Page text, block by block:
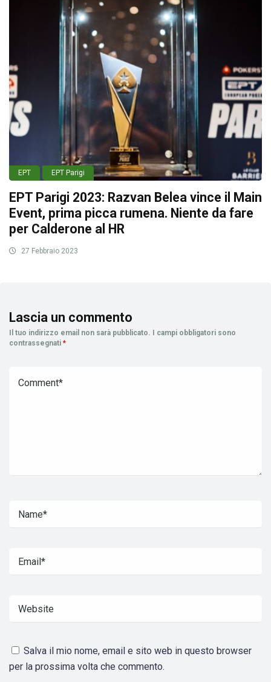
EPT EPT Parigi
EPT Parigi 2023: Razvan Belea vince il Main
Event, prima picca rumena. Niente da fare
per Calderone al HR
27 Febbraio 2023
Lascia un commento
Il tuo indirizzo email non sarà pubblicato. I campi obbligatori sono
contrassegnati *
Salva il mio nome, email e sito web in questo browser
per la prossima volta che commento.